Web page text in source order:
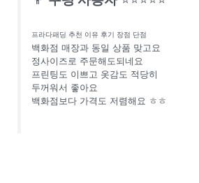
프라다패딩 추천 이유 후기 장점 단점
백화점 매장과 동일 상품 맞고요
정사이즈로 주문해도되네요
프린팅도 이쁘고 옷감도 적당히
두꺼워서 좋아요
백화점보다 가격도 저렴해요 ㅎㅎ